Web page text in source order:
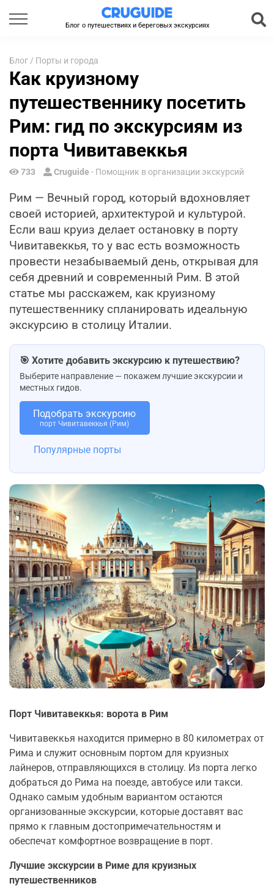
Блог о путешествиях и береговых экскурсиях
Блог / Порты и города
Как круизному
путешественнику посетить
Рим: гид по экскурсиям из
порта Чивитавеккья
733 Cruguide - Помощник в организации экскурсий
Рим — Вечный город, который вдохновляет
своей историей, архитектурой и культурой.
Если ваш круиз делает остановку в порту
Чивитавеккья, то у вас есть возможность
провести незабываемый день, открывая для
себя древний и современный Рим. В этой
статье мы расскажем, как круизному
путешественнику спланировать идеальную
экскурсию в столицу Италии.
🎯 Хотите добавить экскурсию к путешествию?
Выберите направление — покажем лучшие экскурсии и
местных гидов.
Подобрать экскурсию
порт Чивитавеккья (Рим)
Популярные порты
Порт Чивитавеккья: ворота в Рим
Чивитавеккья находится примерно в 80 километрах от
Рима и служит основным портом для круизных
лайнеров, отправляющихся в столицу. Из порта легко
добраться до Рима на поезде, автобусе или такси.
Однако самым удобным вариантом остаются
организованные экскурсии, которые доставят вас
прямо к главным достопримечательностям и
обеспечат комфортное возвращение в порт.
Лучшие экскурсии в Риме для круизных
путешественников